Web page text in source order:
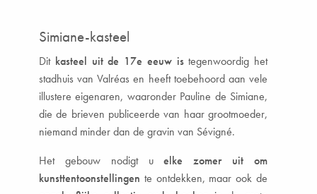
Simiane-kasteel
Dit kasteel uit de 17e eeuw istegenwoordig het
stadhuis van Valréas en heeft toebehoord aan vele
illustere eigenaren, waaronder Pauline de Simiane,
die de brieven publiceerde van haar grootmoeder,
niemand minder dan de gravin van Sévigné.
Het gebouw nodigt uelke zomer uit om
kunsttentoonstellingen te ontdekken, maar ook de